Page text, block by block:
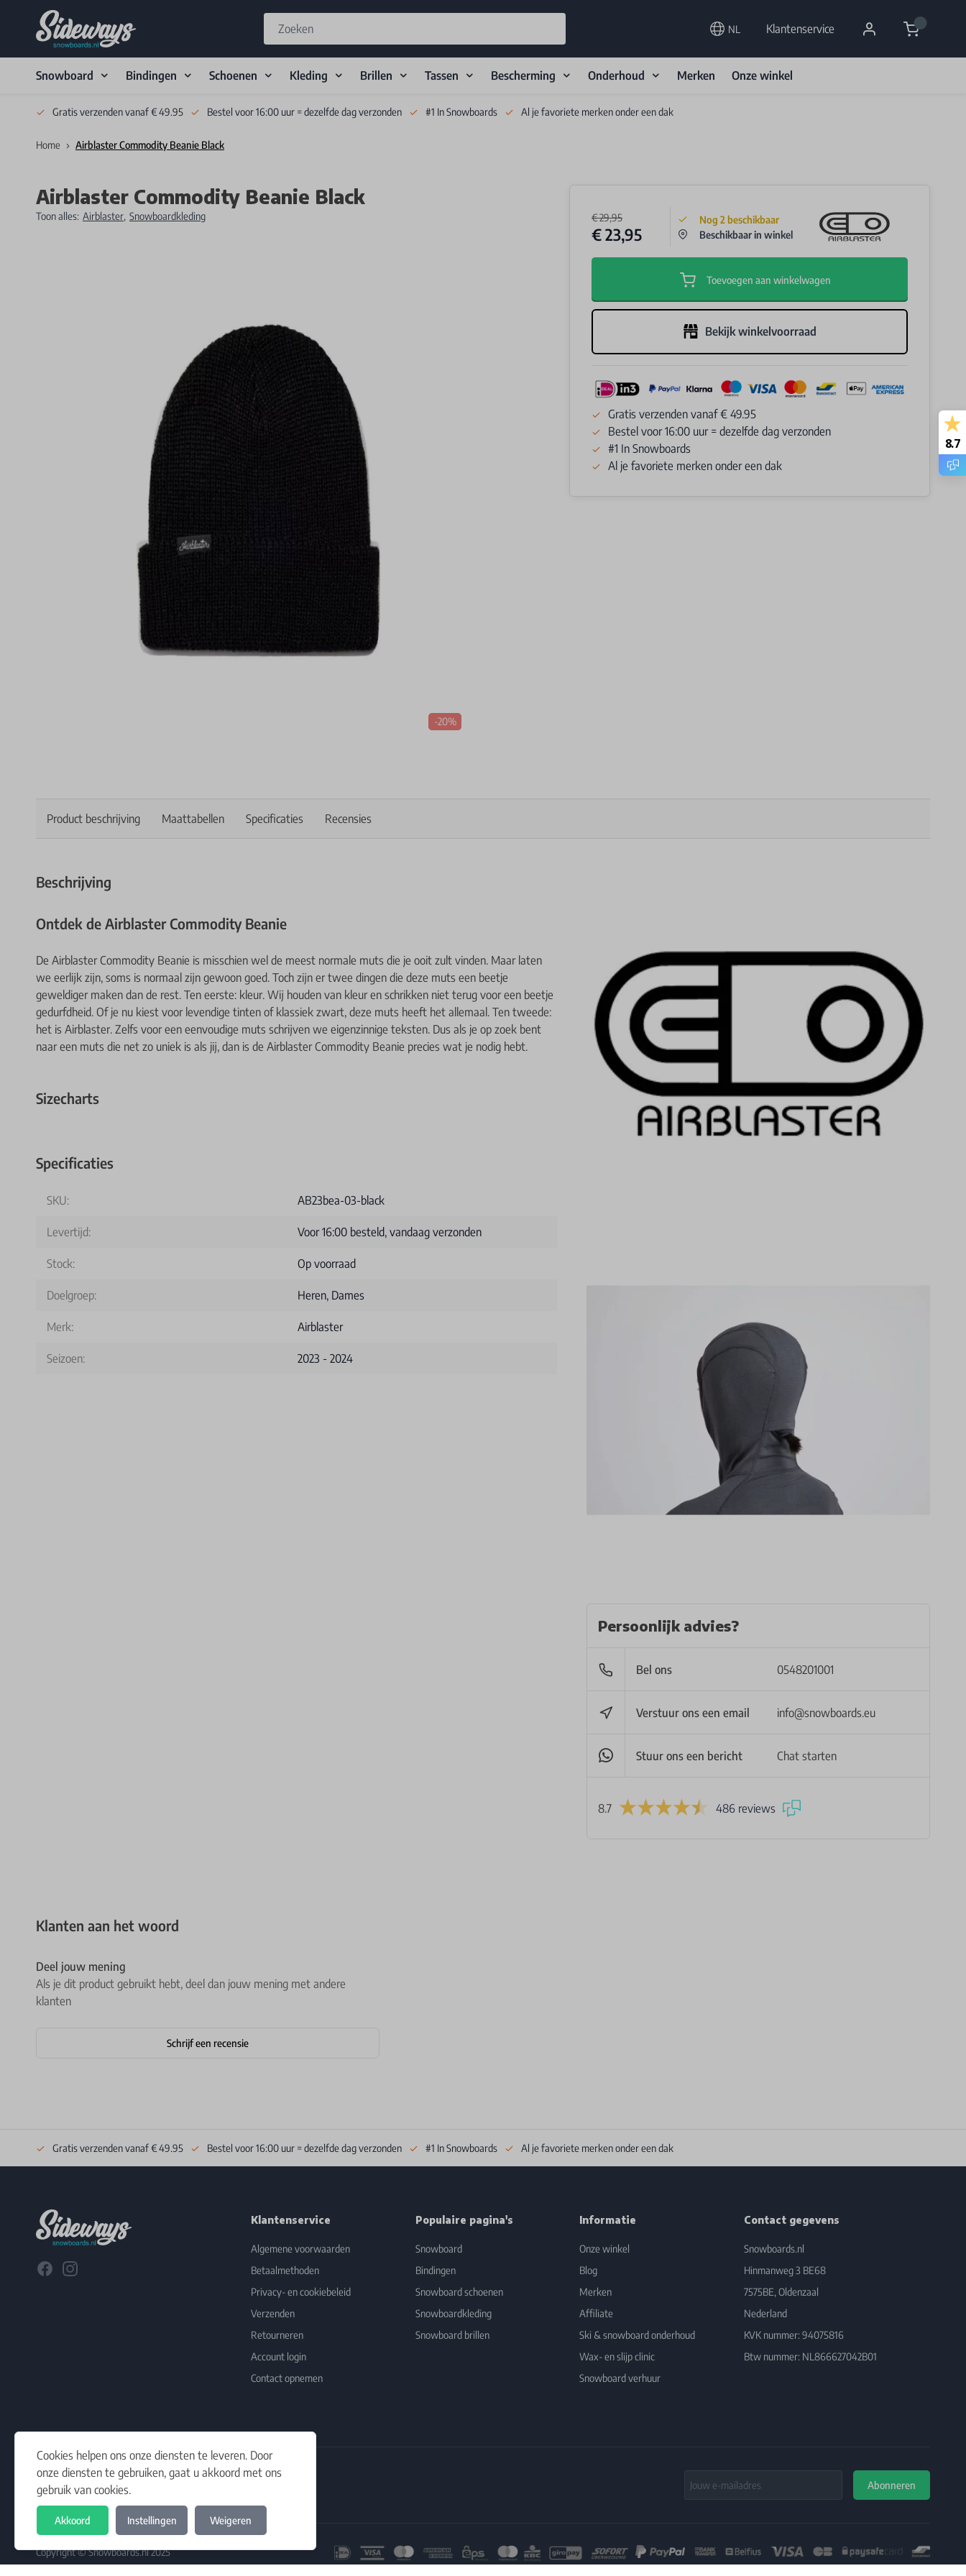
NL Klantenservice Cart
Snowboard Bindingen Schoenen Kleding Brillen Tassen Bescherming Onderhoud Merken Onze winkel
Gratis verzenden vanaf € 49.95 Bestel voor 16:00 uur = dezelfde dag verzonden #1 In Snowboards Al je favoriete merken onder een dak
Home Airblaster Commodity Beanie Black
Airblaster Commodity Beanie Black
Toon alles: Airblaster, Snowboardkleding
-20%
€ 29,95
€ 23,95
Nog 2 beschikbaar
Beschikbaar in winkel
Toevoegen aan winkelwagen
Bekijk winkelvoorraad
Gratis verzenden vanaf € 49.95
Bestel voor 16:00 uur = dezelfde dag verzonden
#1 In Snowboards
Al je favoriete merken onder een dak
Product beschrijving Maattabellen Specificaties Recensies
Beschrijving
Ontdek de Airblaster Commodity Beanie
De Airblaster Commodity Beanie is misschien wel de meest normale muts die je ooit zult vinden. Maar laten
we eerlijk zijn, soms is normaal zijn gewoon goed. Toch zijn er twee dingen die deze muts een beetje
geweldiger maken dan de rest. Ten eerste: kleur. Wij houden van kleur en schrikken niet terug voor een beetje
gedurfdheid. Of je nu kiest voor levendige tinten of klassiek zwart, deze muts heeft het allemaal. Ten tweede:
het is Airblaster. Zelfs voor een eenvoudige muts schrijven we eigenzinnige teksten. Dus als je op zoek bent
naar een muts die net zo uniek is als jij, dan is de Airblaster Commodity Beanie precies wat je nodig hebt.
Sizecharts
Specificaties
SKU: AB23bea-03-black
Levertijd: Voor 16:00 besteld, vandaag verzonden
Stock: Op voorraad
Doelgroep: Heren, Dames
Merk: Airblaster
Seizoen: 2023 - 2024
Persoonlijk advies?
Bel ons 0548201001
Verstuur ons een email info@snowboards.eu
Stuur ons een bericht Chat starten
8.7 486 reviews
Klanten aan het woord
Deel jouw mening
Als je dit product gebruikt hebt, deel dan jouw mening met andere
klanten
Schrijf een recensie
8.7
Cookies helpen ons onze diensten te leveren. Door
onze diensten te gebruiken, gaat u akkoord met ons
gebruik van cookies.
Akkoord Instellingen Weigeren
Gratis verzenden vanaf € 49.95 Bestel voor 16:00 uur = dezelfde dag verzonden #1 In Snowboards Al je favoriete merken onder een dak
FacebookInstagram
Klantenservice
Algemene voorwaarden
Betaalmethoden
Privacy- en cookiebeleid
Verzenden
Retourneren
Account login
Contact opnemen
Populaire pagina's
Snowboard
Bindingen
Snowboard schoenen
Snowboardkleding
Snowboard brillen
Informatie
Onze winkel
Blog
Merken
Affiliate
Ski & snowboard onderhoud
Wax- en slijp clinic
Snowboard verhuur
Contact gegevens
Snowboards.nl
Hinmanweg 3 BE68
7575BE, Oldenzaal
Nederland
KVK nummer: 94075816
Btw nummer: NL866627042B01
Schrijf je in op onze nieuwsbrief
Het laatste nieuws, artikelen en aanbiedingen in jouw inbox.
Email Address Abonneren
Copyright © Snowboards.nl 2025